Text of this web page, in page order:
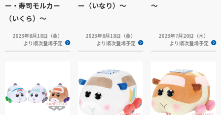
ー・寿司モルカー
（いくら）～
2023年8月18日（金）
より順次登場予定
ー（いなり）～
2023年8月18日（金）
より順次登場予定
～
2023年7月20日（木）
より順次登場予定